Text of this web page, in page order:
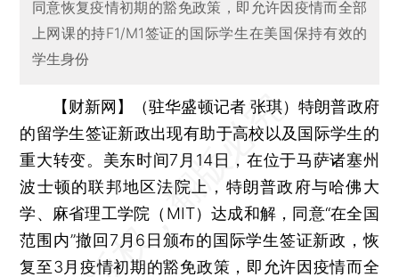
同意恢复疫情初期的豁免政策，即允许因疫情而全部
上网课的持F1/M1签证的国际学生在美国保持有效的
学生身份
【财新网】（驻华盛顿记者 张琪）特朗普政府
的留学生签证新政出现有助于高校以及国际学生的
重大转变。美东时间7月14日，在位于马萨诸塞州
波士顿的联邦地区法院上，特朗普政府与哈佛大
学、麻省理工学院（MIT）达成和解，同意“在全国
范围内”撤回7月6日颁布的国际学生签证新政，恢
复至3月疫情初期的豁免政策，即允许因疫情而全